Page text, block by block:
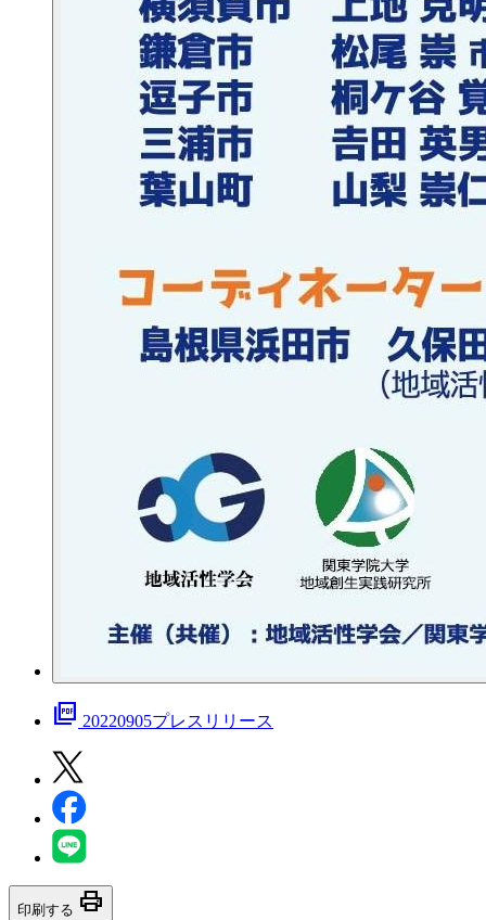
picture_as_pdf 20220905プレスリリース
印刷する print